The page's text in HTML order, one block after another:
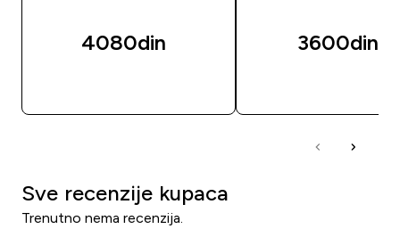
4080din‎ 3600din‎
Sve recenzije kupaca
Trenutno nema recenzija.